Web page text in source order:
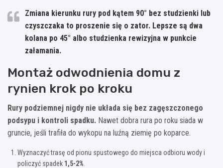
Zmiana kierunku rury pod kątem 90° bez studzienki lub
czyszczaka to proszenie się o zator. Lepsze są dwa
kolana po 45° albo studzienka rewizyjna w punkcie
załamania.
Montaż odwodnienia domu z
rynien krok po kroku
Rury podziemnej nigdy nie układa się bez zagęszczonego
podsypu i kontroli spadku. Nawet dobra rura po roku siada w
gruncie, jeśli trafiła do wykopu na luźną ziemię po koparce.
Wyznaczyć trasę od pionu spustowego do miejsca odbioru wody i
policzyć spadek 1,5-2%